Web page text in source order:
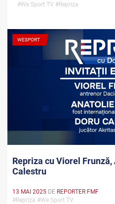
#We Sport TV #Repriza
WESPORT
Repriza cu Viorel
Calestru
13 MAI 2025 DE REPORTER FMF
#Repriza #We Sport TV